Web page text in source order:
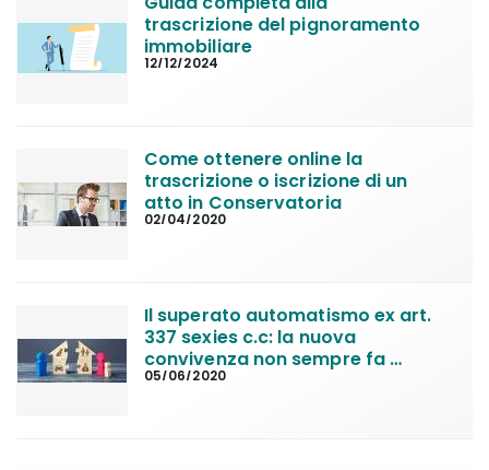
trascrizione del pignoramento
immobiliare
12/12/2024
Come ottenere online la
trascrizione o iscrizione di un
atto in Conservatoria
02/04/2020
Il superato automatismo ex art.
337 sexies c.c: la nuova
convivenza non sempre fa
perdere la casa familiare
05/06/2020